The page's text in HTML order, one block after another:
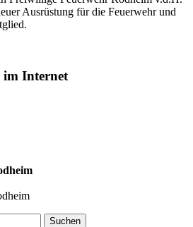
Ausrüstung für die Feuerwehr und
im Internet